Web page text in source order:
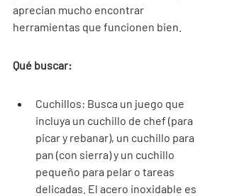
aprecian mucho encontrar
herramientas que funcionen bien.
Qué buscar:
Cuchillos: Busca un juego que
incluya un cuchillo de chef (para
picar y rebanar), un cuchillo para
pan (con sierra) y un cuchillo
pequeño para pelar o tareas
delicadas. El acero inoxidable es